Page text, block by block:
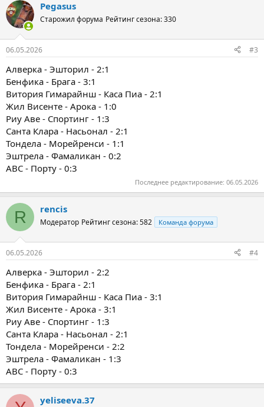
Pegasus
Старожил форума Рейтинг сезона: 330
06.05.2026 #3
Алверка - Эшторил - 2:1
Бенфика - Брага - 3:1
Витория Гимарайнш - Каса Пиа - 2:1
Жил Висенте - Арока - 1:0
Риу Аве - Спортинг - 1:3
Санта Клара - Насьонал - 2:1
Тондела - Морейренси - 1:1
Эштрела - Фамаликан - 0:2
ABC - Порту - 0:3
Последнее редактирование: 06.05.2026
R rencis
Модератор Рейтинг сезона: 582 Команда форума
06.05.2026 #4
Алверка - Эшторил - 2:2
Бенфика - Брага - 2:1
Витория Гимарайнш - Каса Пиа - 3:1
Жил Висенте - Арока - 3:1
Риу Аве - Спортинг - 1:3
Санта Клара - Насьонал - 2:1
Тондела - Морейренси - 2:2
Эштрела - Фамаликан - 1:3
ABC - Порту - 0:3
yeliseeva.37